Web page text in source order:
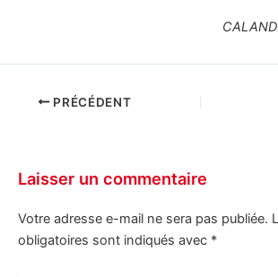
PRÉCÉDENT
Laisser un commentaire
Votre adresse e-mail ne sera pas publiée.
obligatoires sont indiqués avec *